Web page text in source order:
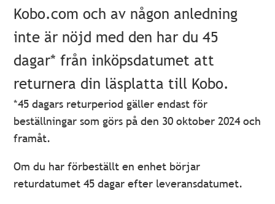
Kobo.com och av någon anledning
inte är nöjd med den har du 45
dagar* från inköpsdatumet att
returnera din läsplatta till Kobo.
*45 dagars returperiod gäller endast för
beställningar som görs på den 30 oktober 2024 och
framåt.
Om du har förbeställt en enhet börjar
returdatumet 45 dagar efter leveransdatumet.